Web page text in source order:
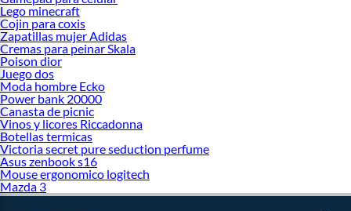
Lego minecraft
Cojin para coxis
Zapatillas mujer Adidas
Cremas para peinar Skala
Poison dior
Juego dos
Moda hombre Ecko
Power bank 20000
Canasta de picnic
Vinos y licores Riccadonna
Botellas termicas
Victoria secret pure seduction perfume
Asus zenbook s16
Mouse ergonomico logitech
Mazda 3